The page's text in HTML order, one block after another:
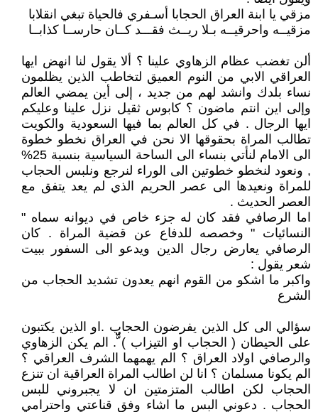
مزقي يا ابنة العراق الحجابا أسـفري فالحياة تبغي انقلابا
مزقيــه واحرقيــه بـلا ريــث فقـــد كــان حارســا كذابــا
ألن تغضب عظام الزهاوي علينا ؟ ألا يقول لنا انهض ايها
العراقي الابي من النوم العميق لتخاطب الذين يظلمون
نساء بلدك وانشد لهم من جديد ، إلى أين يمضي العالم
وإلى اين انتم ماضون ؟ كابوس ثقيل نزل علينا وعليكم
ايها الرجال . في كل العالم بما فيها السعودية والكويت
تطالب المراة بحقوقها الا نحن في العراق نخطو خطوة
الى الامام لنأتي بنساء الى الساحة السياسية بنسبة 25%
, ونعود لنخطو خطوتين الى الوراء لنرجع ونلبس الحجاب
للمراة ونعيدها الى عصر الحريم الذي لم يعد يتفق مع
العصر الحديث .
اما الرصافي فقد كان له جزء خاص في ديوانه سماه "
النسائيات " وخصصه للدفاع عن قضية المراة . كان
الرصافي يعارض رجال الدين ويدعو الى السفور ببيت
شعر يقول :
واكبر ما اشكو من القوم انهم يعدون تشديد الحجاب من
الشرع
سؤالي الى كل الذين يفرضون الحجاب .او الذين يكتبون
على الحيطان ( الحجاب او التيزاب ) ّّّّّّ. الم يكن الزهاوي
والرصافي اولاد العراق ؟ الم يهمهما الشرف العراقي ؟
الم يكونا مسلمان ؟ انا لن اطالب المراة العراقية ان تنزع
الحجاب لكن اطالب المتزمتين ان لا يجبروني للبس
الحجاب . دعوني البس ما اشاء وفق قناعتي واحترامي